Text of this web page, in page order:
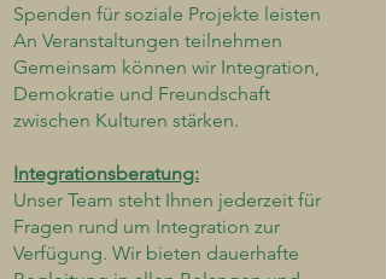
Spenden für soziale Projekte leisten
An Veranstaltungen teilnehmen
Gemeinsam können wir Integration,
Demokratie und Freundschaft
zwischen Kulturen stärken.
Integrationsberatung:
Unser Team steht Ihnen jederzeit für
Fragen rund um Integration zur
Verfügung. Wir bieten dauerhafte